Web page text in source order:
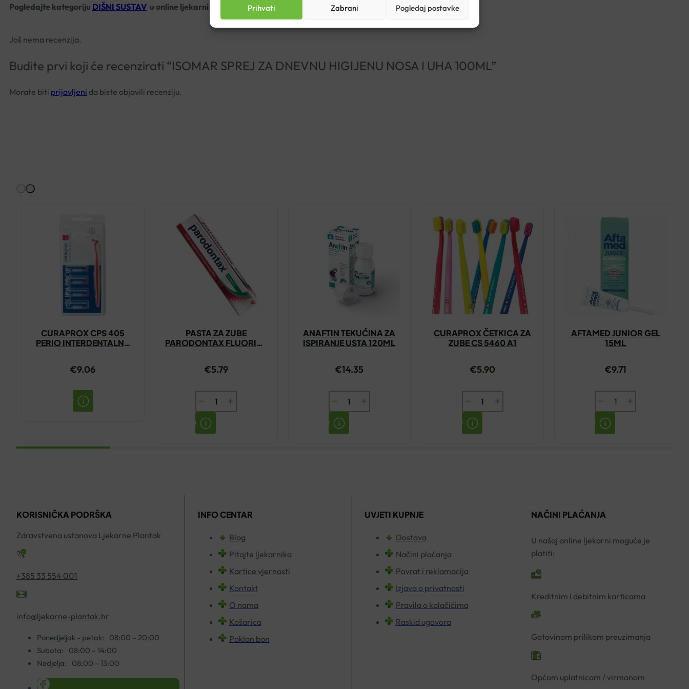
Prihvati Zabrani Pogledaj postavke
Pogledajte kategoriju DIŠNI SUSTAV u online ljekarni Plantak.
Još nema recenzija.
Budite prvi koji će recenzirati “ISOMAR SPREJ ZA DNEVNU HIGIJENU NOSA I UHA 100ML”
Morate biti prijavljeni da biste objavili recenziju.
CURAPROX CPS 405
PERIO INTERDENTALNA
€9.06
PASTA ZA ZUBE
PARODONTAX FLUORIDE
€5.79
PASTA
ZA
ZUBE
ANAFTIN TEKUĆINA ZA
ISPIRANJE USTA 120ML
€14.35
ANAFTIN
TEKUĆINA
ZA
CURAPROX ČETKICA ZA
ZUBE CS 5460 A1
€5.90
CURAPROX
ČETKICA
ZA
AFTAMED JUNIOR GEL
15ML
€9.71
AFTAMED
JUNIOR
GEL
KORISNIČKA PODRŠKA
Zdravstvena ustanova Ljekarne Plantak
+385 33 554 001
info@ljekarne-plantak.hr
Ponedjeljak - petak:
08:00 – 20:00
Subota:
08:00 – 14:00
Nedjelja:
08:00 – 13:00
INFO CENTAR
Blog
Pitajte ljekarnika
Kartice vjernosti
Kontakt
O nama
Košarica
Poklon bon
UVJETI KUPNJE
Dostava
Načini plaćanja
Povrat i reklamacija
Izjava o privatnosti
Pravila o kolačićima
Raskid ugovora
NAČINI PLAĆANJA
U našoj online ljekarni moguće je
platiti:
Kreditnim i debitnim karticama
Gotovinom prilikom preuzimanja
Općom uplatnicom / virmanom